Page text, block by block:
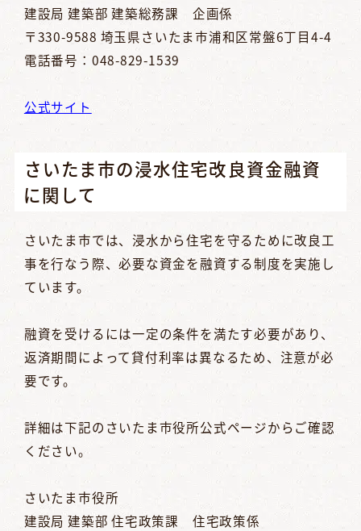
建設局 建築部 建築総務課 企画係
〒330-9588 埼玉県さいたま市浦和区常盤6丁目4-4
電話番号：048-829-1539
公式サイト
さいたま市の浸水住宅改良資金融資
に関して
さいたま市では、浸水から住宅を守るために改良工
事を行なう際、必要な資金を融資する制度を実施し
ています。
融資を受けるには一定の条件を満たす必要があり、
返済期間によって貸付利率は異なるため、注意が必
要です。
詳細は下記のさいたま市役所公式ページからご確認
ください。
さいたま市役所
建設局 建築部 住宅政策課 住宅政策係